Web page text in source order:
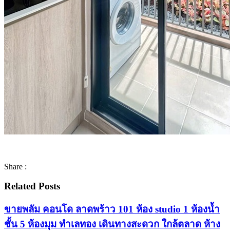
Share :
Related Posts
ขายพลัม คอนโด ลาดพร้าว 101 ห้อง studio 1 ห้องน้ำ
ชั้น 5 ห้องมุม ทำเลทอง เดินทางสะดวก ใกล้ตลาด ห้าง